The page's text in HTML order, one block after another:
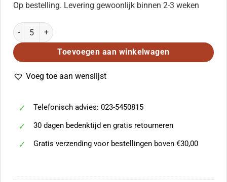
Op bestelling. Levering gewoonlijk binnen 2-3 weken
Akiva Nof: Sisu Et Yerushalayim Exalt Jerusalem (SAB) aantal
Toevoegen aan winkelwagen
Voeg toe aan wenslijst
Telefonisch advies: 023-5450815
30 dagen bedenktijd en gratis retourneren
Gratis verzending voor bestellingen boven €30,00